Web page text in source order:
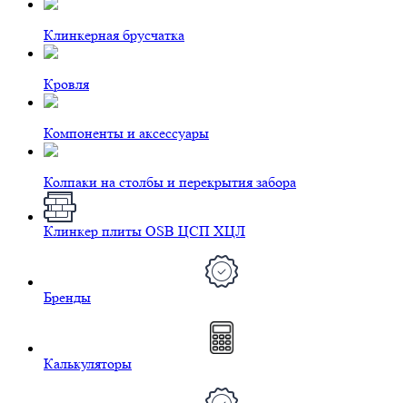
Клинкерная брусчатка
Кровля
Компоненты и аксессуары
Колпаки на столбы и перекрытия забора
Клинкер плиты OSB ЦСП ХЦЛ
Бренды
Калькуляторы